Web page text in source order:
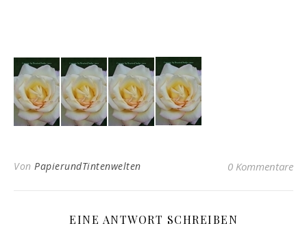
Von PapierundTintenwelten 0 Kommentare
EINE ANTWORT SCHREIBEN